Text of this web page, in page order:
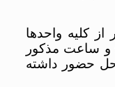
کلیه واحدها
و ساعت مذکور
حضور داشته